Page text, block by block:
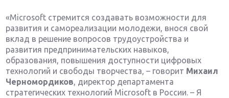
«Microsoft стремится создавать возможности для
развития и самореализации молодежи, внося свой
вклад в решение вопросов трудоустройства и
развития предпринимательских навыков,
образования, повышения доступности цифровых
технологий и свободы творчества, – говорит Михаил
Черномордиков, директор департамента
стратегических технологий Microsoft в России. – Я